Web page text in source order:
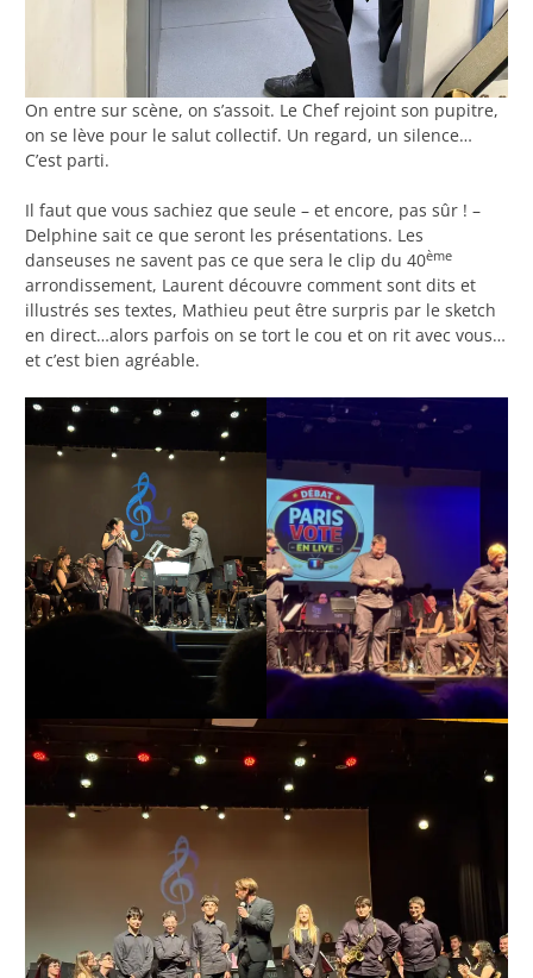
On entre sur scène, on s’assoit. Le Chef rejoint son pupitre,
on se lève pour le salut collectif. Un regard, un silence…
C’est parti.
Il faut que vous sachiez que seule – et encore, pas sûr ! –
Delphine sait ce que seront les présentations. Les
danseuses ne savent pas ce que sera le clip du 40ème
arrondissement, Laurent découvre comment sont dits et
illustrés ses textes, Mathieu peut être surpris par le sketch
en direct…alors parfois on se tort le cou et on rit avec vous…
et c’est bien agréable.